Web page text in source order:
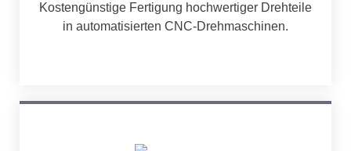
Kostengünstige Fertigung hochwertiger Drehteile
in automatisierten CNC-Drehmaschinen.